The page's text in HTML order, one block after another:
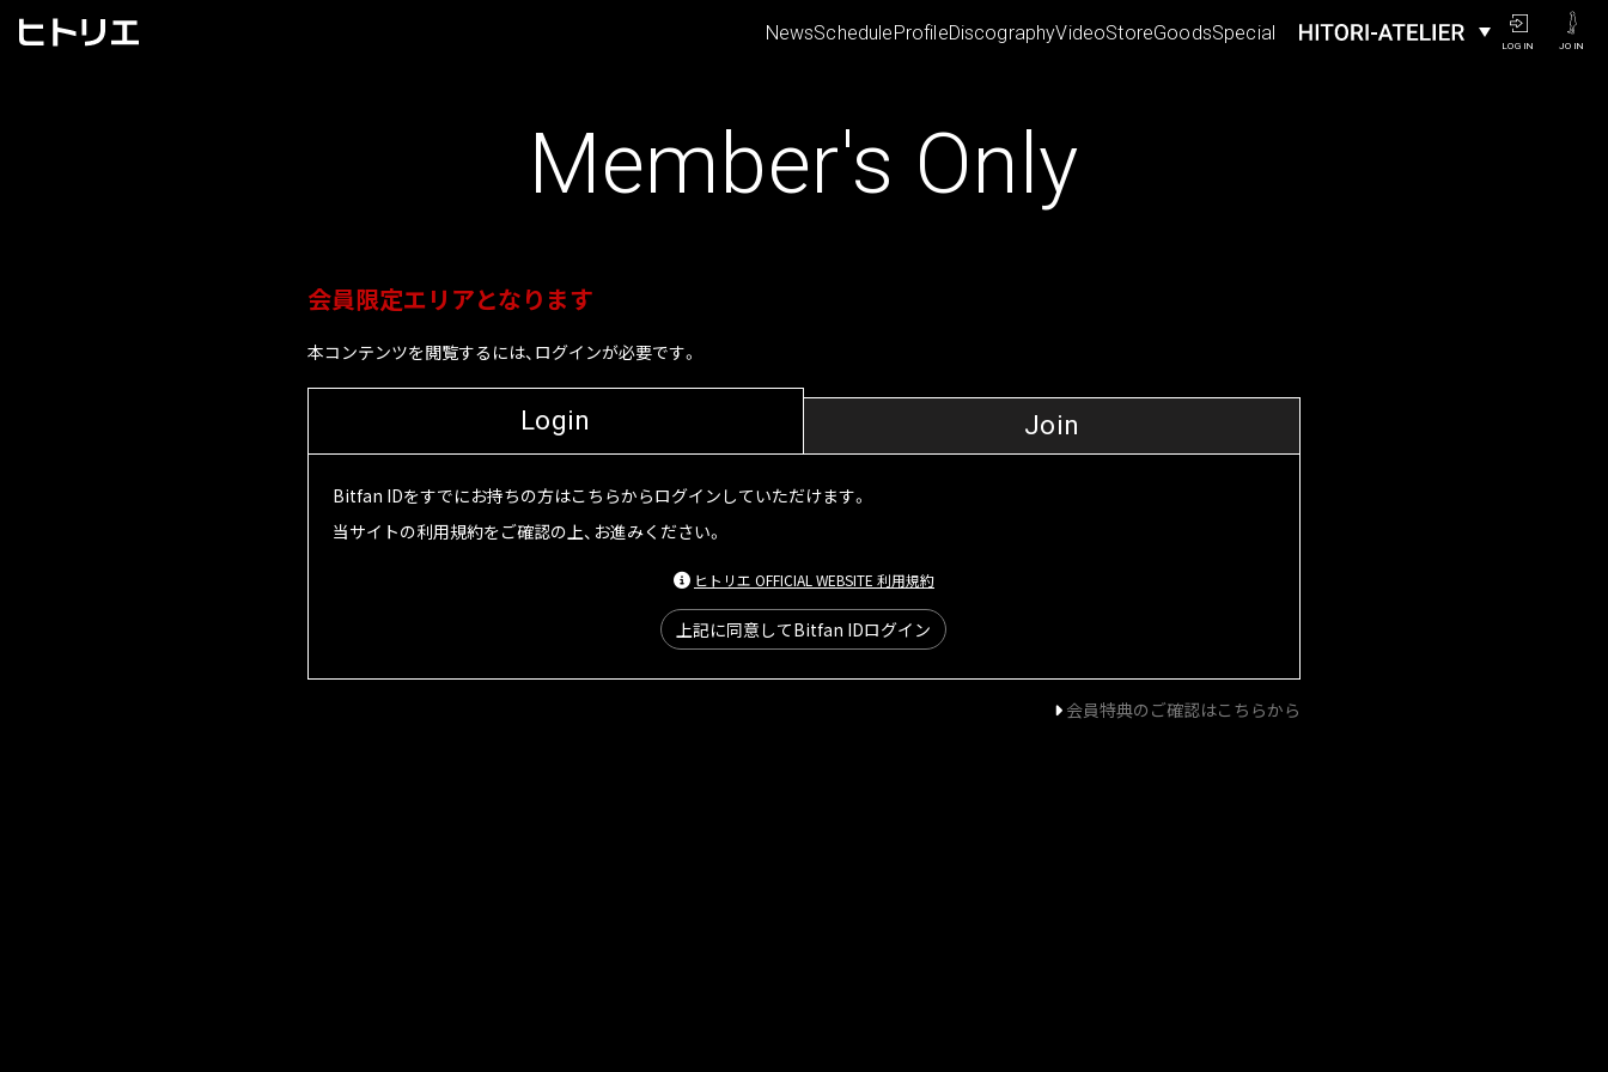
NewsScheduleProfileDiscographyVideoStoreGoodsSpecial
LOGIN JOIN
Member's Only
会員限定エリアとなります
本コンテンツを閲覧するには、ログインが必要です。
Login Join
Bitfan IDをすでにお持ちの方はこちらからログインしていただけます。
当サイトの利用規約をご確認の上、お進みください。
ヒトリエ OFFICIAL WEBSITE 利用規約
上記に同意してBitfan IDログイン
会員特典のご確認はこちらから